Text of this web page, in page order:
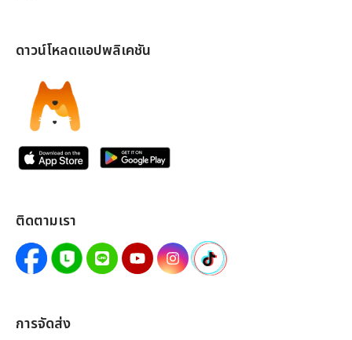
ดาวน์โหลดแอปพลิเคชัน
ติดตามเรา
การจัดส่ง